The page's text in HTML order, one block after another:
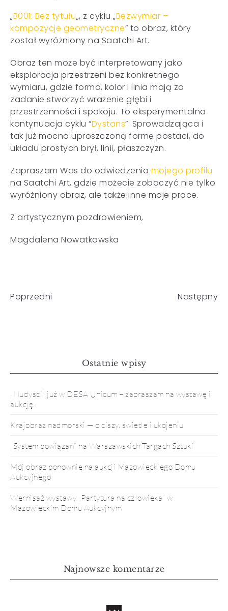
„B001: Bez tytułu„, z cyklu „Bezwymiar –
kompozycje geometryczne” to obraz, który
został wyróżniony na Saatchi Art.
Obraz ten może być interpretowany jako
eksploracja przestrzeni bez konkretnego
wymiaru, gdzie forma, kolor i linia mają za
zadanie stworzyć wrażenie głębi i
przestrzenności i spokoju. To eksperymentalna
kontynuacja cyklu “Dystans”. Sprowadzająca i
tak już mocno uproszczoną formę postaci, do
układu prostych brył, linii, płaszczyzn.
Zapraszam Was do odwiedzenia mojego profilu
na Saatchi Art, gdzie możecie zobaczyć nie tylko
wyróżniony obraz, ale także inne moje prace.
Z artystycznym pozdrowieniem,
Magdalena Nowatkowska
Poprzedni Następny
Ostatnie wpisy
„Nudyści” już w DESA Unicum – zapraszam na wystawę i
aukcję.
Krajobraz nadmorski — o ciszy, świetle i ukojeniu
„System powiązań” na Warszawskich Targach Sztuki
Mój obraz ponownie na aukcji Mazowieckiego Domu
Aukcyjnego
Wernisaż wystawy „Partytura na człowieka” w
Mazowieckim Domu Aukcyjnym
Najnowsze komentarze